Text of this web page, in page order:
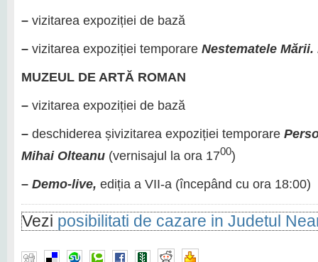
– vizitarea expoziției de bază
– vizitarea expoziției temporare Nestematele
MUZEUL DE ARTĂ ROMAN
– vizitarea expoziției de bază
– deschiderea șivizitarea expoziției temporare
Mihai Olteanu (vernisajul la ora 1700)
– Demo-live, ediția a VII-a (începând cu ora 18:00)
Vezi posibilitati de cazare in Judetul